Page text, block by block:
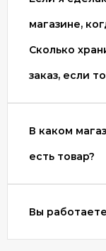
магазине,
Сколько
заказ, если
В каком
есть товар?
Вы